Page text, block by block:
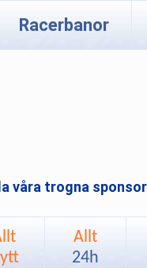
Racerbanor
våra trogna
Allt
24h